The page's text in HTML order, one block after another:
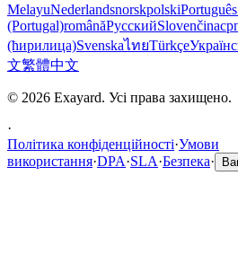
MelayuNederlandsnorskpolski
(Portugal)românăРусскийSlovenčina
(ћирилица)SvenskaไทยTürkçe
文繁體中文
© 2026 Exayard. Усі права захищено.
·
Політика конфіденційності·Умови
використання·DPA·SLA·Безпека·